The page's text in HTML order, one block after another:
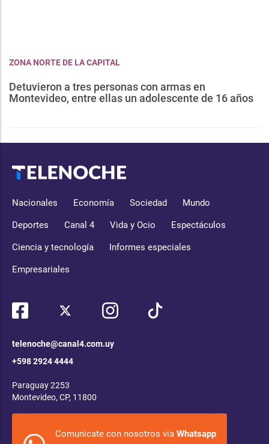
ZONA NORTE DE LA CAPITAL
Detuvieron a tres personas con armas en
Montevideo, entre ellas un adolescente de 16 años
Nacionales Economía Sociedad Mundo
Deportes Canal 4 Vida y Ocio Espectáculos
Ciencia y tecnología Informes especiales
Empresariales
telenoche@canal4.com.uy
+598 2924 4444
Paraguay 2253
Montevideo, CP, 11800
Comunicate con nosotros via Whatsapp